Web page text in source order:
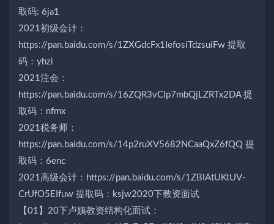
取码: 6ja1
2021初级会计：
https://pan.baidu.com/s/1ZXGdcFx1IefosiTdzsuiFw 提取
码：yhzi
2021注会：
https://pan.baidu.com/s/16ZQR3vClp7mbQjLZRTx2DA 提
取码：nfmx
2021税务师：
https://pan.baidu.com/s/14p2ruXV5682NCaaQxZ6fQQ 提
取码：6enc
2021高级会计：https://pan.baidu.com/s/1ZBIAtUKtUV-
CrUfO5EIfuw 提取码：ksjw2020下教资面试
【01】20下卢姨教资结构化面试：